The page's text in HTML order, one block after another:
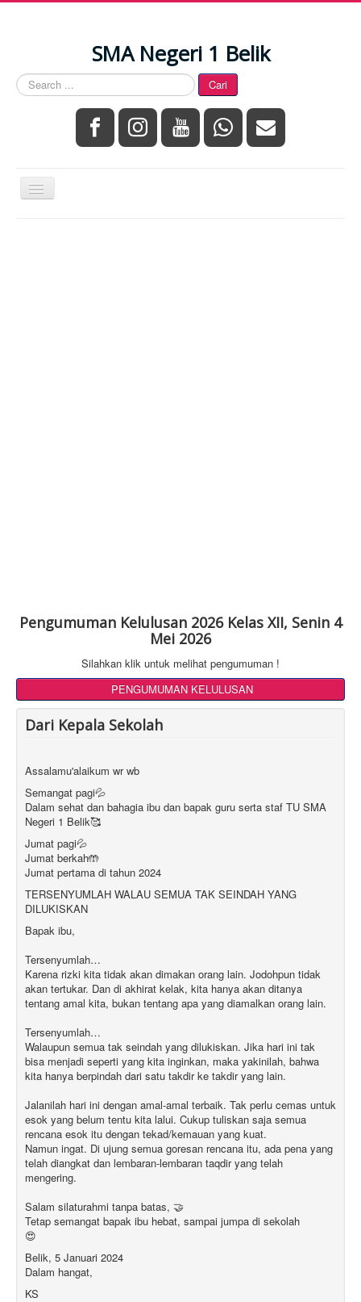
SMA Negeri 1 Belik
Search
...
Cari
Toggle
Navigation
Pengumuman Kelulusan 2026 Kelas XII, Senin 4
Mei 2026
Silahkan klik untuk melihat pengumuman !
PENGUMUMAN KELULUSAN
Dari Kepala Sekolah
Assalamu'alaikum wr wb
Semangat pagi💦
Dalam sehat dan bahagia ibu dan bapak guru serta staf TU SMA
Negeri 1 Belik🥰
Jumat pagi💦
Jumat berkah🤲
Jumat pertama di tahun 2024
TERSENYUMLAH WALAU SEMUA TAK SEINDAH YANG
DILUKISKAN
Bapak ibu,
Tersenyumlah…
Karena rizki kita tidak akan dimakan orang lain. Jodohpun tidak
akan tertukar. Dan di akhirat kelak, kita hanya akan ditanya
tentang amal kita, bukan tentang apa yang diamalkan orang lain.
Tersenyumlah…
Walaupun semua tak seindah yang dilukiskan. Jika hari ini tak
bisa menjadi seperti yang kita inginkan, maka yakinilah, bahwa
kita hanya berpindah dari satu takdir ke takdir yang lain.
Jalanilah hari ini dengan amal-amal terbaik. Tak perlu cemas untuk
esok yang belum tentu kita lalui. Cukup tuliskan saja semua
rencana esok itu dengan tekad/kemauan yang kuat.
Namun ingat. Di ujung semua goresan rencana itu, ada pena yang
telah diangkat dan lembaran-lembaran taqdir yang telah
mengering.
Salam silaturahmi tanpa batas, 🤝
Tetap semangat bapak ibu hebat, sampai jumpa di sekolah
😍
Belik, 5 Januari 2024
Dalam hangat,
KS